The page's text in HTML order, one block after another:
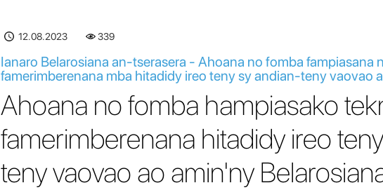
12.08.2023 339
Ianaro Belarosiana an-tserasera - Ahoana no fomba fampiasana
famerimberenana mba hitadidy ireo teny sy andian-teny vaovao
Ahoana no fomba hampiasako
famerimberenana hitadidy ireo
teny vaovao ao amin'ny